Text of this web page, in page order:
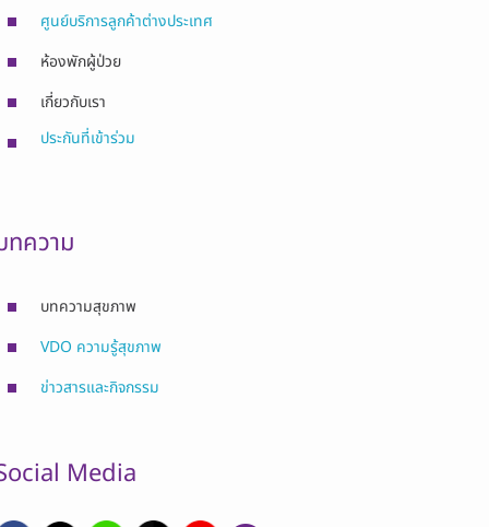
ศูนย์บริการลูกค้าต่างประเทศ
ห้องพักผู้ป่วย
เกี่ยวกับเรา
ประกันที่เข้าร่วม
ทความ
บทความสุขภาพ
VDO ความรู้สุขภาพ
ข่าวสารและกิจกรรม
Media